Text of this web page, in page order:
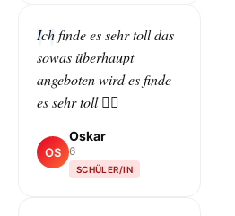
Ich finde es sehr toll das
sowas überhaupt
angeboten wird es finde
es sehr toll 👌🏻
OS
Oskar
6
SCHÜLER/IN